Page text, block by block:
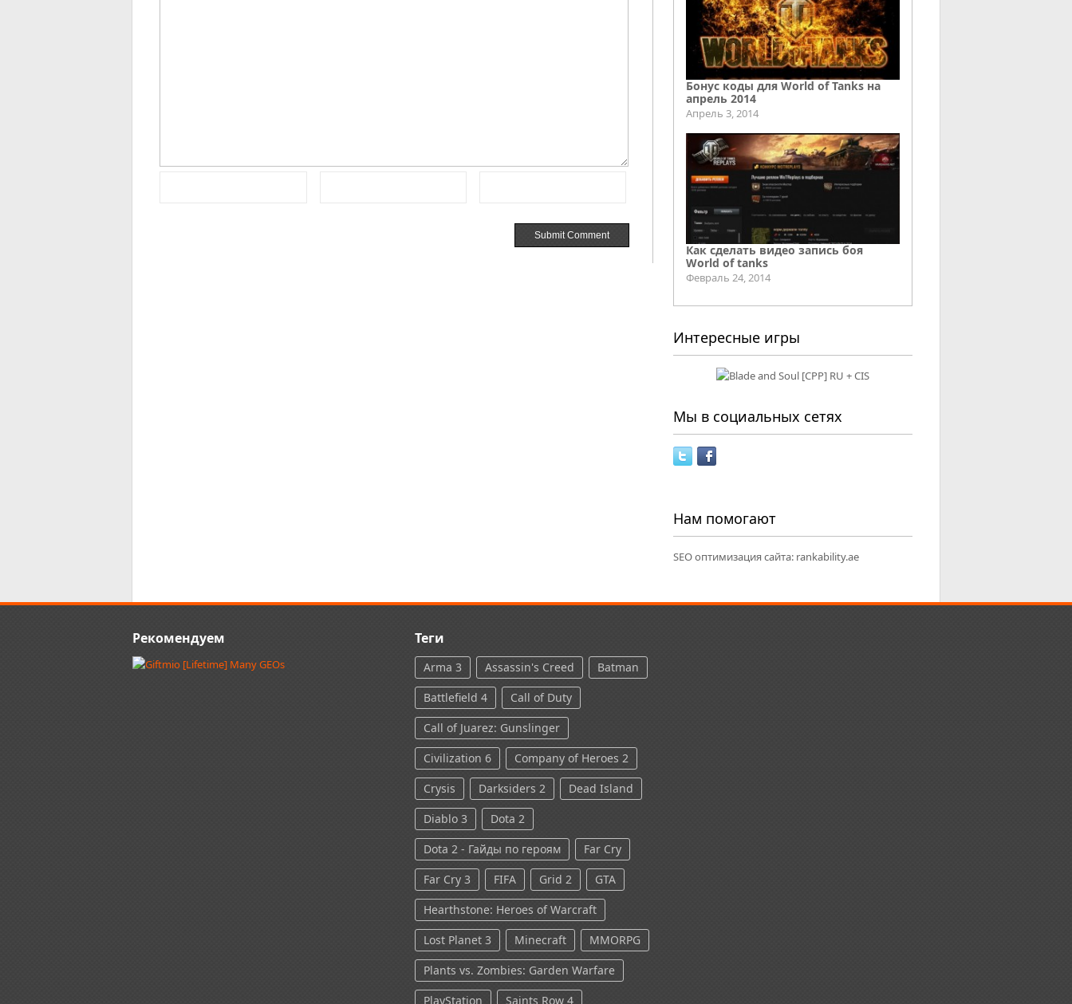
Бонус коды для World of Tanks на
апрель 2014
Апрель 3, 2014
Как сделать видео запись боя
World of tanks
Февраль 24, 2014
Интересные игры
Мы в социальных сетях
Нам помогают
SEO оптимизация сайта: rankability.ae
Рекомендуем Теги
Arma 3 Assassin's Creed
Batman
Battlefield 4
Call of Duty
Call of Juarez: Gunslinger
Civilization 6
Company of Heroes 2
Crysis
Darksiders 2
Dead Island
Diablo 3
Dota 2
Dota 2 - Гайды по героям
Far Cry
Far Cry 3
FIFA Grid 2
GTA
Hearthstone: Heroes of Warcraft
Lost Planet 3
Minecraft
MMORPG
Plants vs. Zombies: Garden Warfare
PlayStation
Saints Row 4